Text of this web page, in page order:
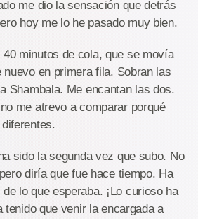
me dio la sensación que detrás
hoy me lo he pasado muy bien.
minutos de cola, que se movía
nuevo en primera fila. Sobran las
Shambala. Me encantan las dos.
me atrevo a comparar porqué
sido la segunda vez que subo. No
diría que fue hace tiempo. Ha
lo que esperaba. ¡Lo curioso ha
tenido que venir la encargada a